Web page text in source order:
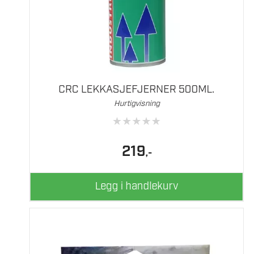
CRC LEKKASJEFJERNER 500ML.
Hurtigvisning
★★★★★
219,-
Legg i handlekurv